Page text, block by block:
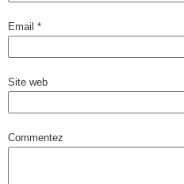
Email *
Site web
Commentez